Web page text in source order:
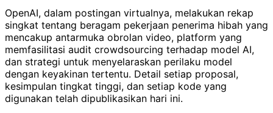
OpenAI, dalam postingan virtualnya, melakukan rekap
singkat tentang beragam pekerjaan penerima hibah yang
mencakup antarmuka obrolan video, platform yang
memfasilitasi audit crowdsourcing terhadap model AI,
dan strategi untuk menyelaraskan perilaku model
dengan keyakinan tertentu. Detail setiap proposal,
kesimpulan tingkat tinggi, dan setiap kode yang
digunakan telah dipublikasikan hari ini.